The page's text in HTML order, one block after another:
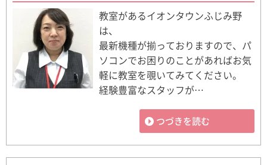
教室があるイオンタウンふじみ野
は、
最新機種が揃っておりますので、パ
ソコンでお困りのことがあればお気
軽に教室を覗いてみてください。
経験豊富なスタッフが…
つづきを読む